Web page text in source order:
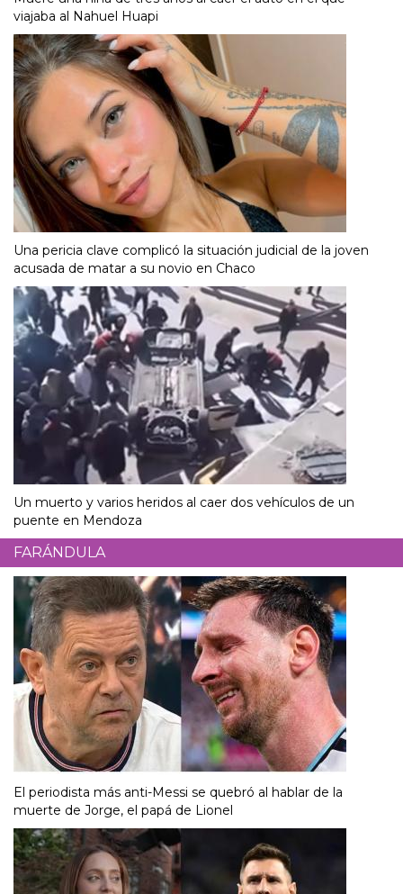
viajaba al Nahuel Huapi
Una pericia clave complicó la situación judicial de la joven
acusada de matar a su novio en Chaco
Un muerto y varios heridos al caer dos vehículos de un
puente en Mendoza
FARÁNDULA
El periodista más anti-Messi se quebró al hablar de la
muerte de Jorge, el papá de Lionel